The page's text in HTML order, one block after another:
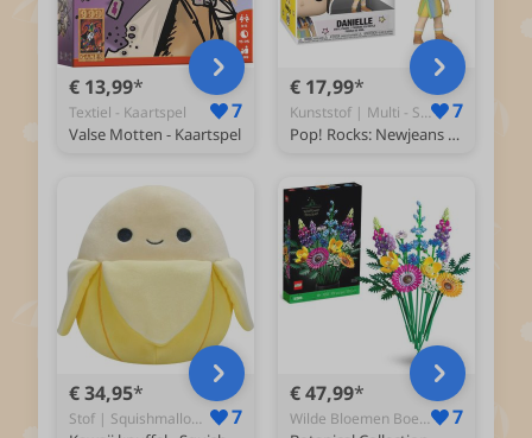
€ 13,99
Textiel - Kaartspel 7
Valse Motten - Kaartspel
€ 17,99
Kunststof | Multi - Speelfiguur 7
Pop! Rocks: Newjeans - Danielle #452
€ 34,95
Stof | Squishmallow Knuffel Banana - Squishy 7
€ 47,99
Wilde Bloemen Boeket 10313 - Bouwsets 7